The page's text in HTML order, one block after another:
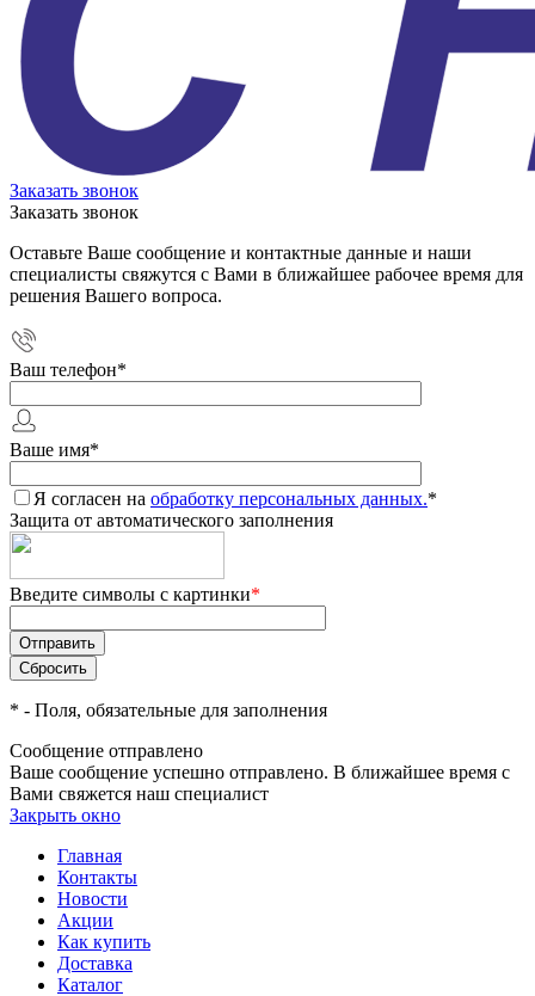
Заказать звонок
Заказать звонок
Оставьте Ваше сообщение и контактные данные и наши
специалисты свяжутся с Вами в ближайшее рабочее время для
решения Вашего вопроса.
Ваш телефон*
Ваше имя*
Я согласен на обработку персональных данных.*
Защита от автоматического заполнения
Введите символы с картинки*
* - Поля, обязательные для заполнения
Сообщение отправлено
Ваше сообщение успешно отправлено. В ближайшее время с
Вами свяжется наш специалист
Закрыть окно
Главная
Контакты
Новости
Акции
Как купить
Доставка
Каталог